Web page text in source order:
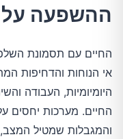
ההשפעה על
החיים עם תסמונת
אי הנוחות והדחיפות
היומיומיות, העבודה
החיים. מערכות יחסים
והמגבלות שמטיל המצב,